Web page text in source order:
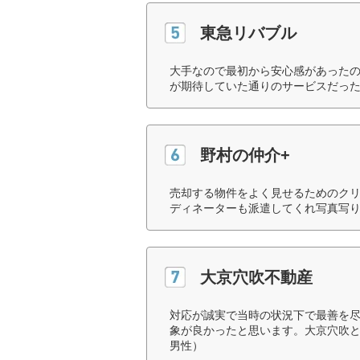
東急リバブル
大手なので最初から安心感があった
が期待していた通りのサービスだっ
野村の仲介+
売却する物件をよく見せるためのク
ディネーターも派遣してくれ写真写
大京穴吹不動産
対応が誠実で当時の状況下で最善を
象が良かったと思います。大京穴吹
男性）